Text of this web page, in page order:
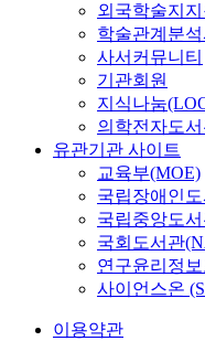
외국학술지
학술관계분
사서커뮤니티
기관회원
지식나눔
의학전자도
유관기관 사이트
교육부(MOE)
국립장애인
국립중앙도
국회도서관
연구윤리정
사이언스온
이용약관